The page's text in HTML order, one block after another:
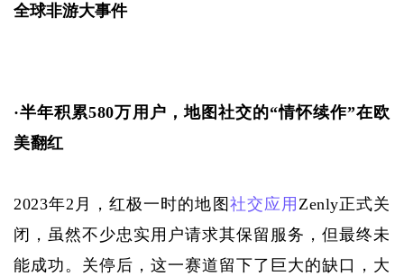
全球非游大事件
·半年积累580万用户，地图社交的“情怀续作”在欧
美翻红
2023年2月，红极一时的地图 社交应用 Zenly正式关
闭，虽然不少忠实用户请求其保留服务，但最终未
能成功。关停后，这一赛道留下了巨大的缺口，大